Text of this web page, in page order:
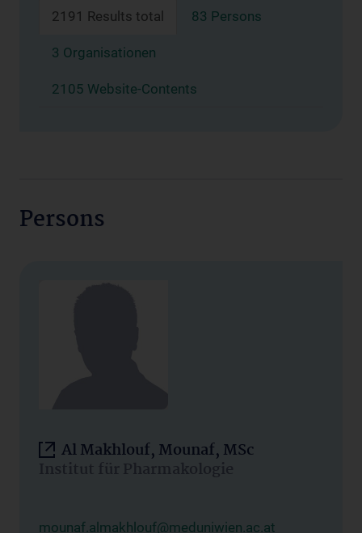
2191 Results total 83 Persons
3 Organisationen
2105 Website-Contents
Persons
Al Makhlouf, Mounaf, MSc
Institut für Pharmakologie
mounaf.almakhlouf@meduniwien.ac.at